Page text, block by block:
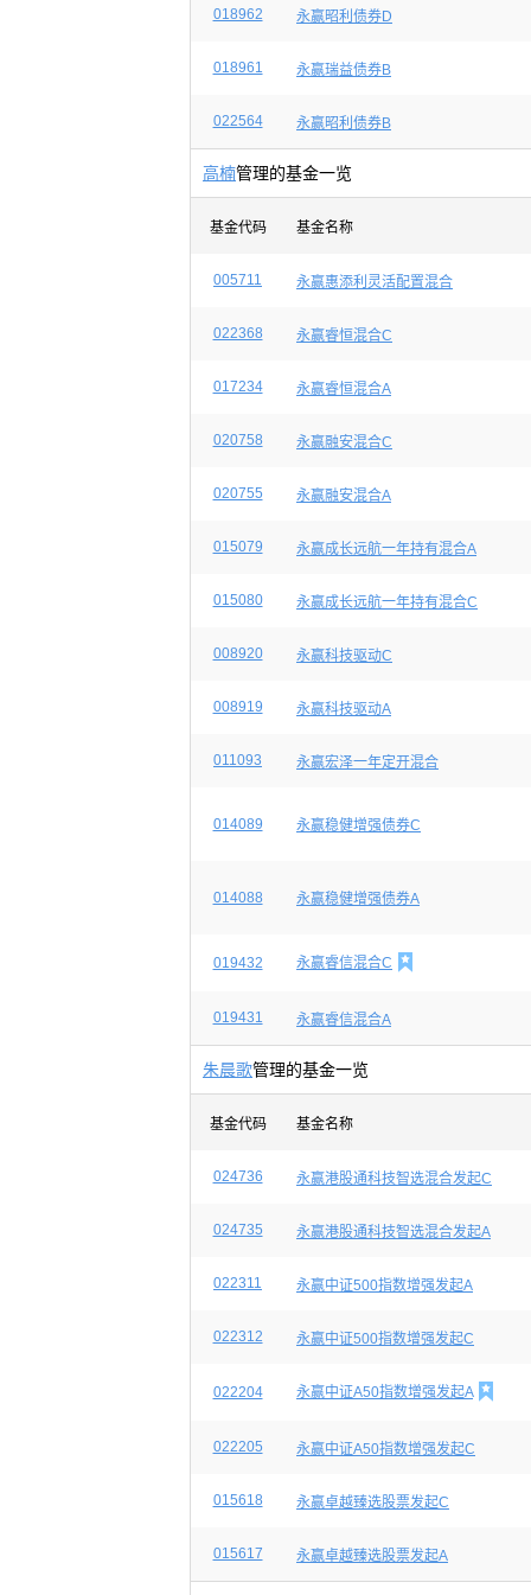
018962 永赢昭利债券D
018961 永赢瑞益债券B
022564 永赢昭利债券B
高楠管理的基金一览
基金代码 基金名称
005711 永赢惠添利灵活配置混合
022368 永赢睿恒混合C
017234 永赢睿恒混合A
020758 永赢融安混合C
020755 永赢融安混合A
015079 永赢成长远航一年持有混合A
015080 永赢成长远航一年持有混合C
008920 永赢科技驱动C
008919 永赢科技驱动A
011093 永赢宏泽一年定开混合
014089 永赢稳健增强债券C
014088 永赢稳健增强债券A
019432 永赢睿信混合C 
019431 永赢睿信混合A
朱晨歌管理的基金一览
基金代码 基金名称
024736 永赢港股通科技智选混合发起C
024735 永赢港股通科技智选混合发起A
022311 永赢中证500指数增强发起A
022312 永赢中证500指数增强发起C
022204 永赢中证A50指数增强发起A 
022205 永赢中证A50指数增强发起C
015618 永赢卓越臻选股票发起C
015617 永赢卓越臻选股票发起A